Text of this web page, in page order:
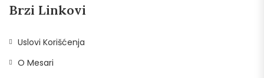
Brzi Linkovi
Uslovi Korišćenja
O Mesari